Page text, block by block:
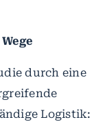
durch eine
Logistik: